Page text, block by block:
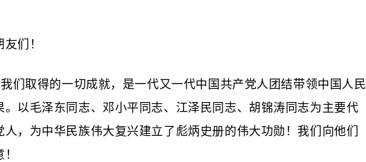
们！
取得的一切成就，是一代又一代中国共产党人团结带领中国人民
。以毛泽东同志、邓小平同志、江泽民同志、胡锦涛同志为主要代
人，为中华民族伟大复兴建立了彪炳史册的伟大功勋！我们向他们